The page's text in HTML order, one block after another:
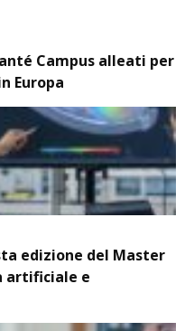
Campus alleati per
Europa
edizione del Master
artificiale e